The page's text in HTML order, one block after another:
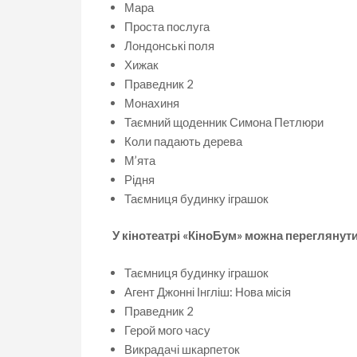
Мара
Проста послуга
Лондонські поля
Хижак
Праведник 2
Монахиня
Таємний щоденник Симона Петлюри
Коли падають дерева
М’ята
Рідня
Таємниця будинку іграшок
У кінотеатрі «КіноБум» можна
Таємниця будинку іграшок
Агент Джонні Інгліш: Нова місія
Праведник 2
Герой мого часу
Викрадачі шкарпеток